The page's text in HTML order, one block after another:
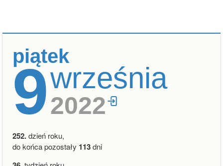
piątek
9września
2022
252.dzień roku,
do końca pozostały 113dni